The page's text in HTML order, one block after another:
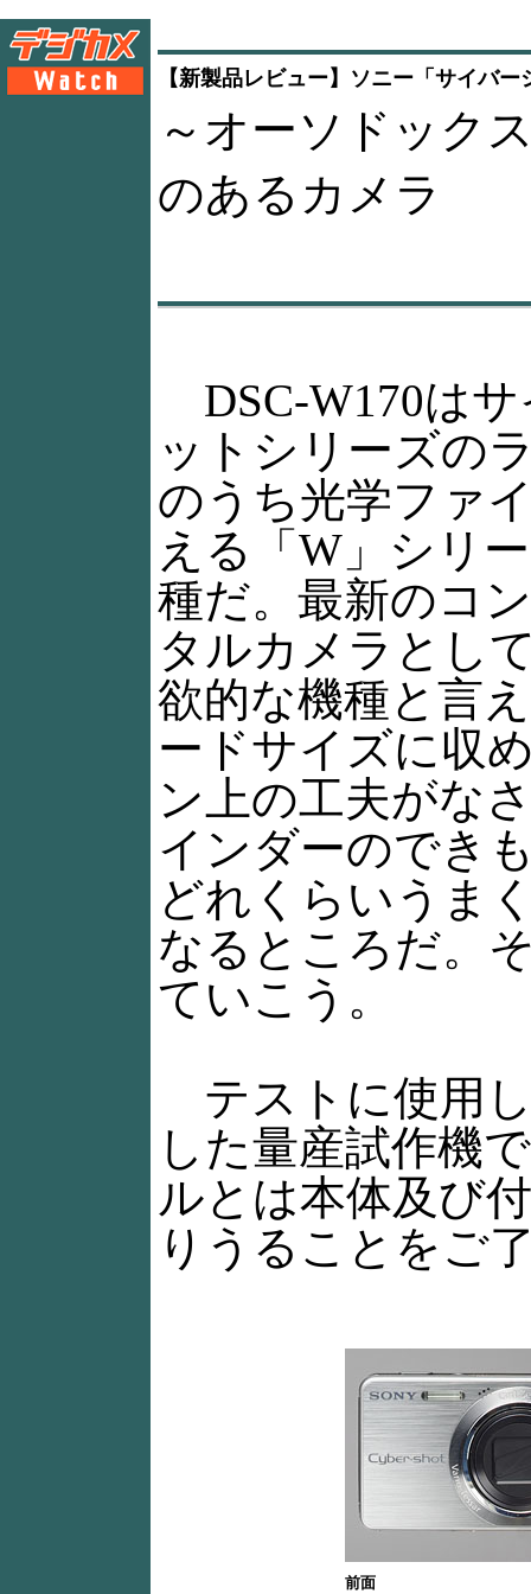
【新製品レビュー】ソニー「サイバー
～オーソドック
のあるカメラ
DSC-W170は
ットシリーズの
のうち光学ファ
える「W」シリ
種だ。最新のコ
タルカメラとし
欲的な機種と言
ードサイズに収
ン上の工夫がな
インダーのでき
どれくらいうま
なるところだ。
ていこう。
テストに使用
した量産試作機
ルとは本体及び
りうることをご
前面